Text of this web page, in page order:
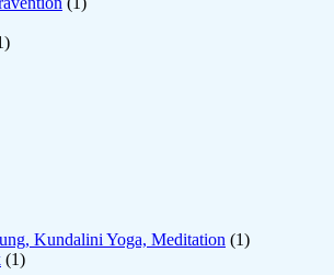
Kundalini Yoga, Meditation (1)
(1)